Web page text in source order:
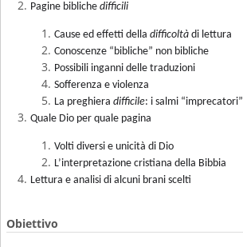
Pagine bibliche difficili
Cause ed effetti della difficoltà di lettura
Conoscenze “bibliche” non bibliche
Possibili inganni delle traduzioni
Sofferenza e violenza
La preghiera difficile: i salmi “imprecatori”
Quale Dio per quale pagina
Volti diversi e unicità di Dio
L’interpretazione cristiana della Bibbia
Lettura e analisi di alcuni brani scelti
Obiettivo